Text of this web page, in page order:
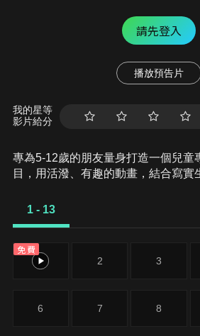
請先登入
播放預告片
我的星等
影片給分
專為5-12歲的朋友量身打造一個兒童
目，用活潑、有趣的動畫，結合寫實
1 - 13
免費
1 2 3
6 7 8